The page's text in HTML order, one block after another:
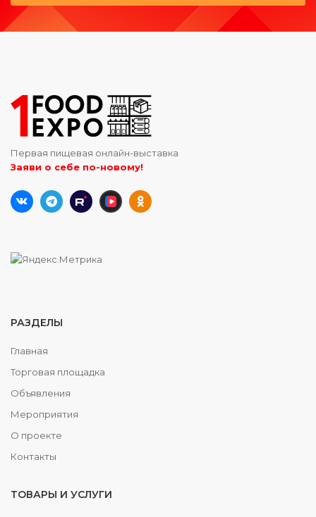
Первая пищевая онлайн-выставка
Заяви о себе по-новому!
РАЗДЕЛЫ
Главная
Торговая площадка
Объявления
Мероприятия
О проекте
Контакты
ТОВАРЫ И УСЛУГИ